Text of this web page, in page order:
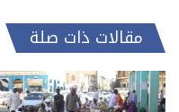
مقالات ذات صلة